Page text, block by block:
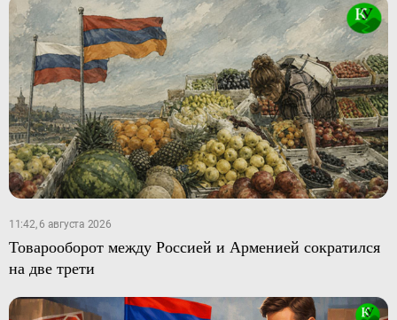
11:42, 6 августа 2026
Товарооборот между Россией и Арменией сократился
на две трети